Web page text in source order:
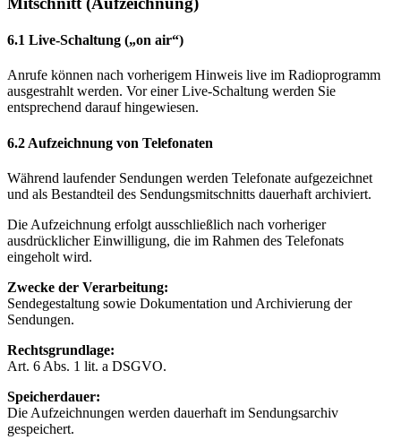
6.1 Live-Schaltung („on air“)
Anrufe können nach vorherigem Hinweis live im Radioprogramm
ausgestrahlt werden. Vor einer Live-Schaltung werden Sie
entsprechend darauf hingewiesen.
6.2 Aufzeichnung von Telefonaten
Während laufender Sendungen werden Telefonate aufgezeichnet
und als Bestandteil des Sendungsmitschnitts dauerhaft archiviert.
Die Aufzeichnung erfolgt ausschließlich nach vorheriger
ausdrücklicher Einwilligung, die im Rahmen des Telefonats
eingeholt wird.
Zwecke der Verarbeitung:
Sendegestaltung sowie Dokumentation und Archivierung der
Sendungen.
Rechtsgrundlage:
Art. 6 Abs. 1 lit. a DSGVO.
Speicherdauer:
Die Aufzeichnungen werden dauerhaft im Sendungsarchiv
gespeichert.